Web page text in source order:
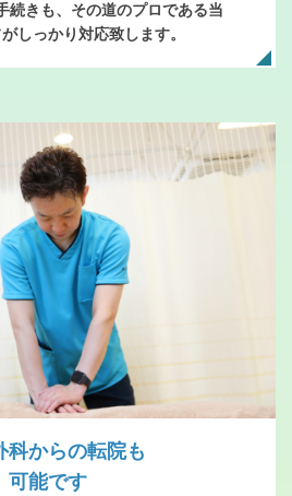
続きも、その道のプロである当
しっかり対応致します。
科からの転院も
可能です